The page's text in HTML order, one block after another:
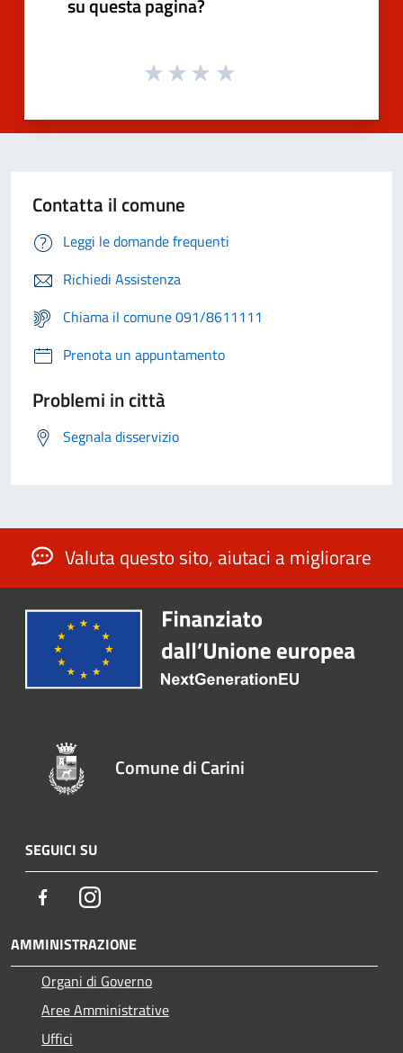
su questa pagina?
Contatta il comune
Leggi le domande frequenti
Richiedi Assistenza
Chiama il comune 091/8611111
Prenota un appuntamento
Problemi in città
Segnala disservizio
Valuta questo sito, aiutaci a migliorare
Comune di Carini
SEGUICI SU
FacebookInstagram
AMMINISTRAZIONE
Organi di Governo
Aree Amministrative
Uffici